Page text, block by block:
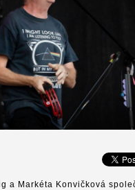
a Markéta Konvičková